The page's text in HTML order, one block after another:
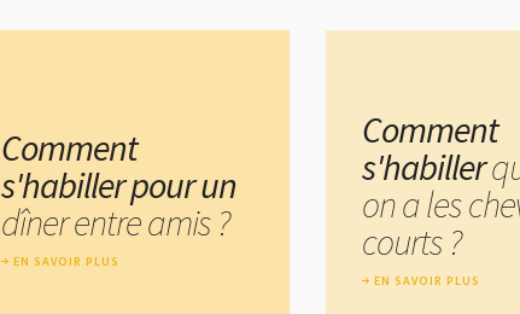
Comment
s'habiller pour un
dîner entre amis ?
EN SAVOIR PLUS
Comment
s'habiller
on a les
courts ?
EN SAVOIR PLUS